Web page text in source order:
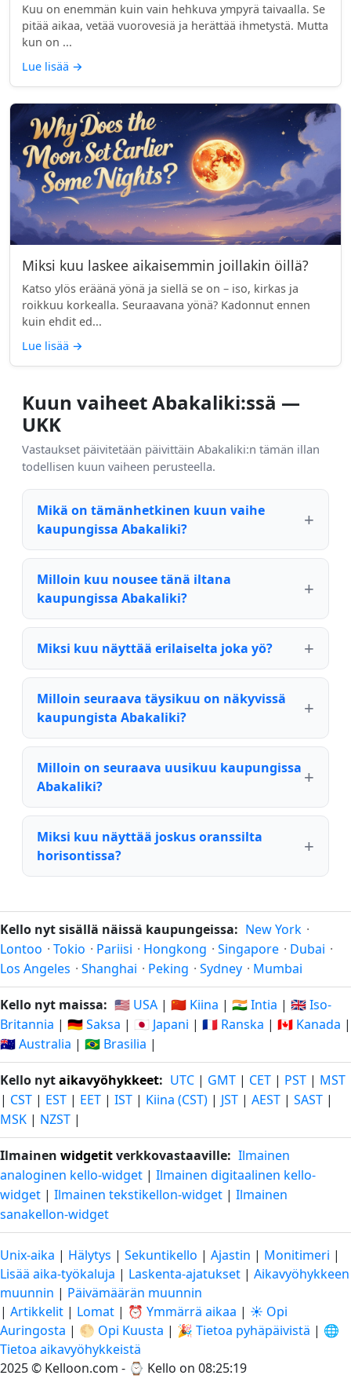
Kuu on enemmän kuin vain hehkuva ympyrä taivaalla. Se
pitää aikaa, vetää vuorovesiä ja herättää ihmetystä. Mutta
kun on ...
Lue lisää →
Miksi kuu laskee aikaisemmin joillakin öillä?
Katso ylös eräänä yönä ja siellä se on – iso, kirkas ja
roikkuu korkealla. Seuraavana yönä? Kadonnut ennen
kuin ehdit ed...
Lue lisää →
Kuun vaiheet Abakaliki:ssä —
UKK
Vastaukset päivitetään päivittäin Abakaliki:n tämän illan
todellisen kuun vaiheen perusteella.
Mikä on tämänhetkinen kuun vaihe
kaupungissa Abakaliki?
Milloin kuu nousee tänä iltana
kaupungissa Abakaliki?
Miksi kuu näyttää erilaiselta joka yö?
Milloin seuraava täysikuu on näkyvissä
kaupungista Abakaliki?
Milloin on seuraava uusikuu kaupungissa
Abakaliki?
Miksi kuu näyttää joskus oranssilta
horisontissa?
Kello nyt sisällä näissä kaupungeissa: New York ·
Lontoo · Tokio · Pariisi · Hongkong · Singapore · Dubai ·
Los Angeles · Shanghai · Peking · Sydney · Mumbai
Kello nyt maissa: 🇺🇸 USA | 🇨🇳 Kiina | 🇮🇳 Intia | 🇬🇧 Iso-
Britannia | 🇩🇪 Saksa | 🇯🇵 Japani | 🇫🇷 Ranska | 🇨🇦 Kanada |
🇦🇺 Australia | 🇧🇷 Brasilia |
Kello nytaikavyöhykkeet: UTC | GMT | CET | PST | MST
| CST | EST | EET | IST | Kiina (CST) | JST | AEST | SAST |
MSK | NZST |
Ilmainen widgetitverkkovastaaville: Ilmainen
analoginen kello-widget | Ilmainen digitaalinen kello-
widget | Ilmainen tekstikellon-widget | Ilmainen
sanakellon-widget
Unix-aika | Hälytys | Sekuntikello | Ajastin | Monitimeri |
Lisää aika-työkaluja | Laskenta-ajatukset | Aikavyöhykkeen
muunnin | Päivämäärän muunnin
| Artikkelit | Lomat | ⏰ Ymmärrä aikaa | ☀️ Opi
Auringosta | 🌕 Opi Kuusta | 🎉 Tietoa pyhäpäivistä | 🌐
Tietoa aikavyöhykkeistä
2025 © Kelloon.com - ⌚ Kello on 08:25:20